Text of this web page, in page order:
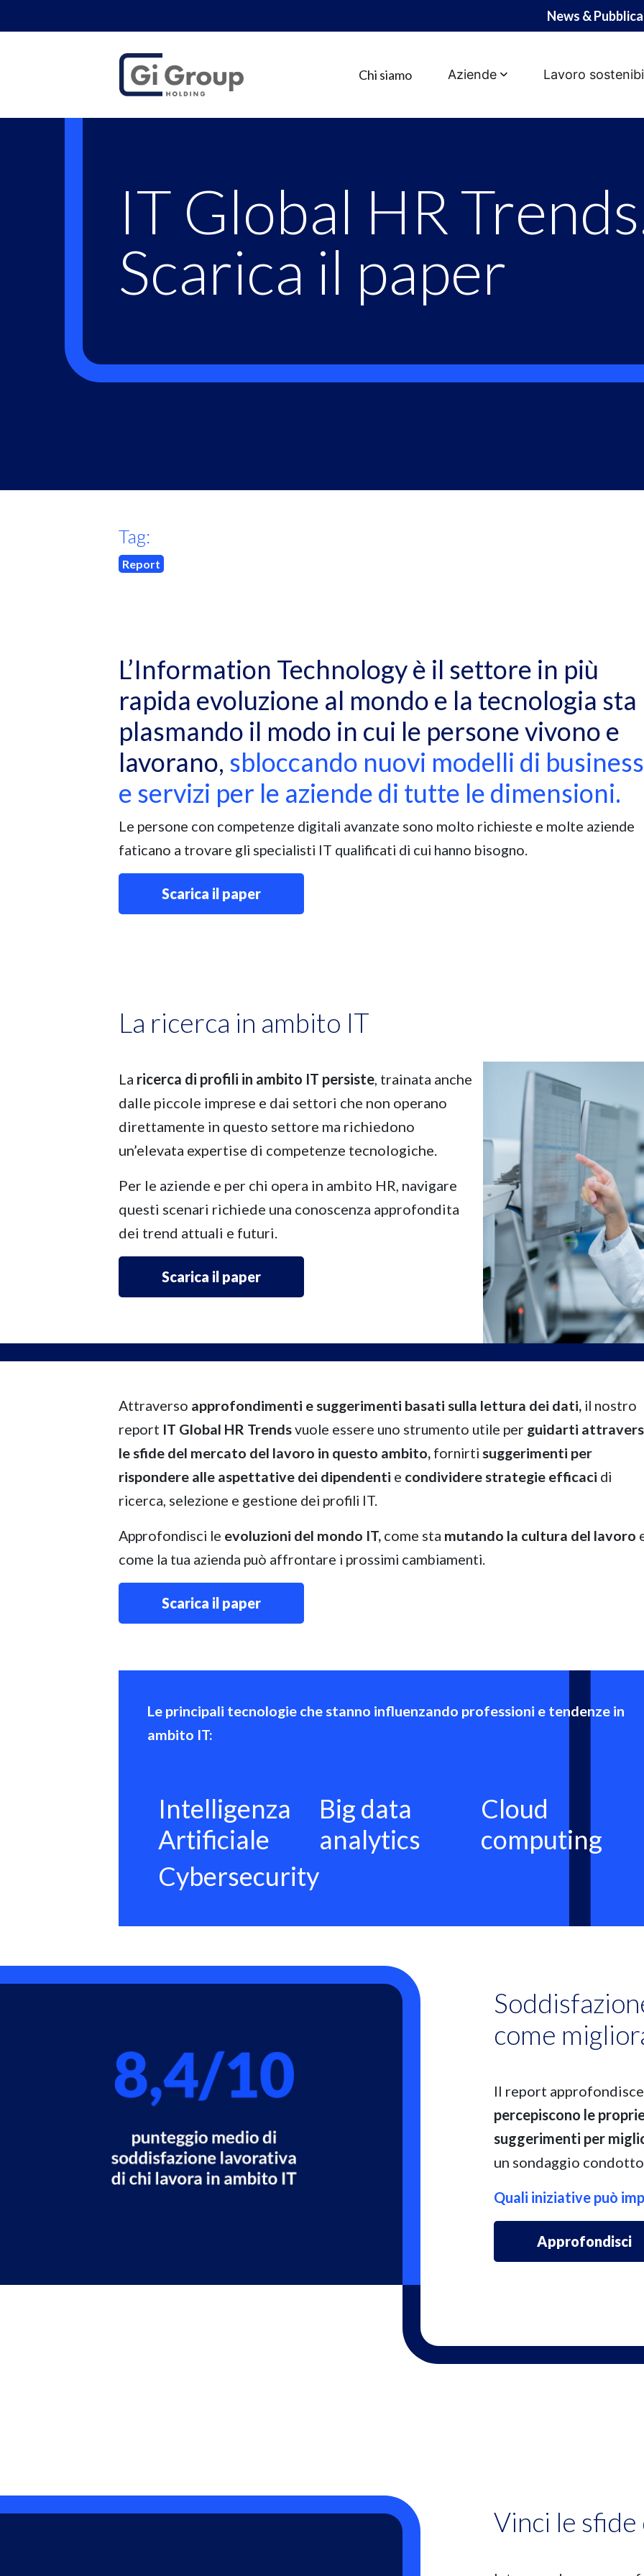
News &
Chi siamo Aziende Lavoro
IT Global HR
Scarica il paper
Tag:
Report
L’Information Technology è il settore in più
rapida evoluzione al mondo e la tecnologia sta
plasmando il modo in cui le persone vivono e
lavorano, sbloccando nuovi modelli di business
e servizi per le aziende di tutte le dimensioni.
Le persone con competenze digitali avanzate sono molto richieste e molte aziende
faticano a trovare gli specialisti IT qualificati di cui hanno bisogno.
Scarica il paper
La ricerca in ambito IT
La ricerca di profili in ambito IT persiste, trainata anche
dalle piccole imprese e dai settori che non operano
direttamente in questo settore ma richiedono
un’elevata expertise di competenze tecnologiche.
Per le aziende e per chi opera in ambito HR, navigare
questi scenari richiede una conoscenza approfondita
dei trend attuali e futuri.
Scarica il paper
Attraverso approfondimenti e suggerimenti basati sulla lettura dei dati, il nostro
report IT Global HR Trendsvuole essere uno strumento utile per guidarti
le sfide del mercato del lavoro in questo ambito,fornirti suggerimenti per
rispondere alle aspettative dei dipendenti e condividere strategie efficaci di
ricerca, selezione e gestione dei profili IT.
Approfondisci le evoluzioni del mondo IT, come sta mutando la cultura del lavoro
come la tua azienda può affrontare i prossimi cambiamenti.
Scarica il paper
Le principali tecnologie che stanno influenzando professioni e tendenze in
ambito IT:
Intelligenza
Artificiale
Big data
analytics
Cloud
computing
Cybersecurity
come
Il report
percepiscono le
suggerimenti per
un sondaggio
Quali iniziative può
Approfondisci
Vinci le